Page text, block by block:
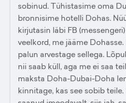
sobinud. Tühistasime oma
bronnisime hotelli Dohas.
kirjutasin läbi FB
veelkord, me jääme
palun arvestage sellega.
nii saab küll, aga me ei saa
maksta Doha-Dubai-Doha
kinnitage, kas see sobib